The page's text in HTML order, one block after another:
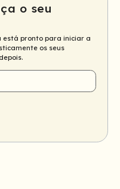
o seu
está pronto para iniciar a
os seus